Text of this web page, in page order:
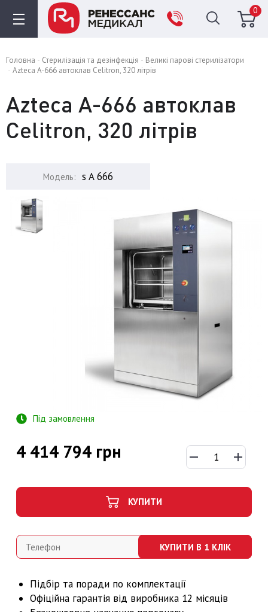
0
Головна Стерилізація та дезінфекція
Великі парові стерилізатори
Azteca A-666 автоклав Celitron, 320 літрів
Azteca A-666 автоклав
Celitron, 320 літрів
Модель: s A 666
Під замовлення
4 414 794 грн
КУПИТИ
КУПИТИ В 1 КЛІК
Підбір та поради по комплектації
Офіційна гарантія від виробника 12 місяців